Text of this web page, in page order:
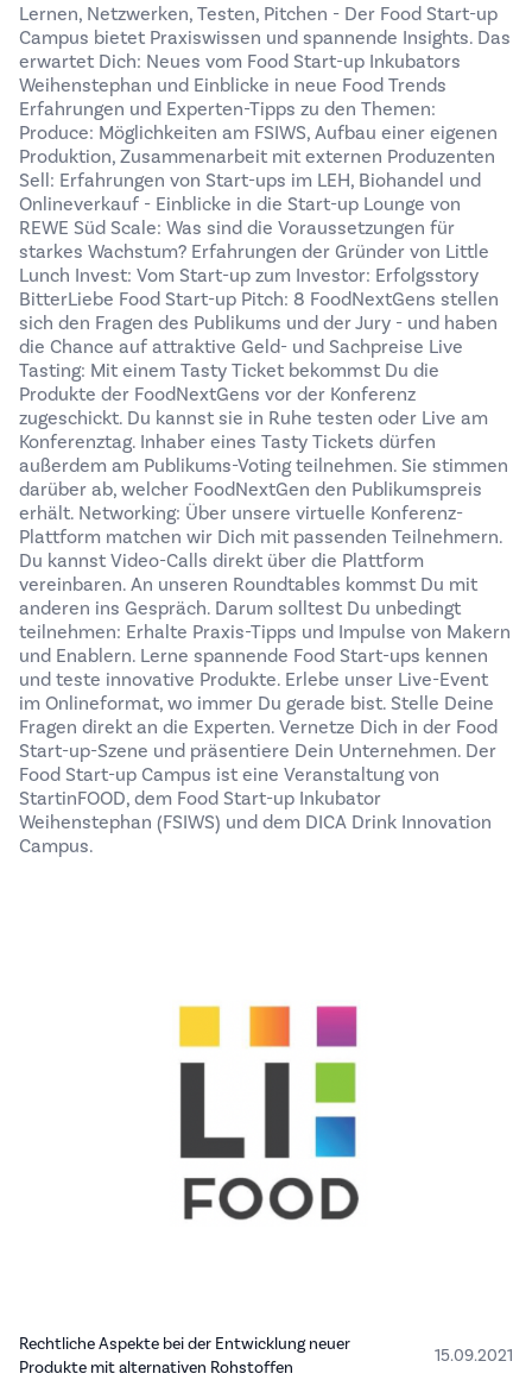
Lernen, Netzwerken, Testen, Pitchen - Der Food Start-up
Campus bietet Praxiswissen und spannende Insights. Das
erwartet Dich: Neues vom Food Start-up Inkubators
Weihenstephan und Einblicke in neue Food Trends
Erfahrungen und Experten-Tipps zu den Themen:
Produce: Möglichkeiten am FSIWS, Aufbau einer eigenen
Produktion, Zusammenarbeit mit externen Produzenten
Sell: Erfahrungen von Start-ups im LEH, Biohandel und
Onlineverkauf - Einblicke in die Start-up Lounge von
REWE Süd Scale: Was sind die Voraussetzungen für
starkes Wachstum? Erfahrungen der Gründer von Little
Lunch Invest: Vom Start-up zum Investor: Erfolgsstory
BitterLiebe Food Start-up Pitch: 8 FoodNextGens stellen
sich den Fragen des Publikums und der Jury - und haben
die Chance auf attraktive Geld- und Sachpreise Live
Tasting: Mit einem Tasty Ticket bekommst Du die
Produkte der FoodNextGens vor der Konferenz
zugeschickt. Du kannst sie in Ruhe testen oder Live am
Konferenztag. Inhaber eines Tasty Tickets dürfen
außerdem am Publikums-Voting teilnehmen. Sie stimmen
darüber ab, welcher FoodNextGen den Publikumspreis
erhält. Networking: Über unsere virtuelle Konferenz-
Plattform matchen wir Dich mit passenden Teilnehmern.
Du kannst Video-Calls direkt über die Plattform
vereinbaren. An unseren Roundtables kommst Du mit
anderen ins Gespräch. Darum solltest Du unbedingt
teilnehmen: Erhalte Praxis-Tipps und Impulse von Makern
und Enablern. Lerne spannende Food Start-ups kennen
und teste innovative Produkte. Erlebe unser Live-Event
im Onlineformat, wo immer Du gerade bist. Stelle Deine
Fragen direkt an die Experten. Vernetze Dich in der Food
Start-up-Szene und präsentiere Dein Unternehmen. Der
Food Start-up Campus ist eine Veranstaltung von
StartinFOOD, dem Food Start-up Inkubator
Weihenstephan (FSIWS) und dem DICA Drink Innovation
Campus.
Rechtliche Aspekte bei der Entwicklung neuer
Produkte mit alternativen Rohstoffen
15.09.2021